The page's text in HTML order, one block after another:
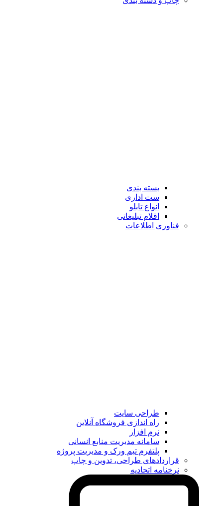
بسته بندی
ست اداری
انواع تابلو
اقلام تبلیغاتی
فناوری اطلاعات
طراحی سایت
راه اندازی فروشگاه آنلاین
نرم افزار
سامانه مدیریت منابع انسانی
پلتفرم تیم ورک و مدیریت پروژه
قراردادهای طراحی، تدوین و چاپ
نرخنامه اتحادیه